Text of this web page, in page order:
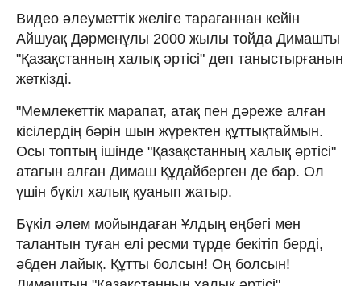
Видео әлеуметтік желіге тарағаннан кейін
Айшуақ Дәрменұлы 2000 жылы тойда Димашты
"Қазақстанның халық әртісі" деп таныстырғанын
жеткізді.
"Мемлекеттік марапат, атақ пен дәреже алған
кісілердің бәрін шын жүректен құттықтаймын.
Осы топтың ішінде "Қазақстанның халық әртісі"
атағын алған Димаш Құдайберген де бар. Ол
үшін бүкіл халық қуанып жатыр.
Бүкіл әлем мойындаған Ұлдың еңбегі мен
талантын туған елі ресми түрде бекітіп берді,
әбден лайық. Құтты болсын! Оң болсын!